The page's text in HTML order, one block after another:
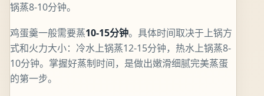
锅蒸8-10分钟。
鸡蛋羹一般需要蒸10-15分钟。具体时间取决于上锅方
式和火力大小：冷水上锅蒸12-15分钟，热水上锅蒸8-
10分钟。掌握好蒸制时间，是做出嫩滑细腻完美蒸蛋
的第一步。